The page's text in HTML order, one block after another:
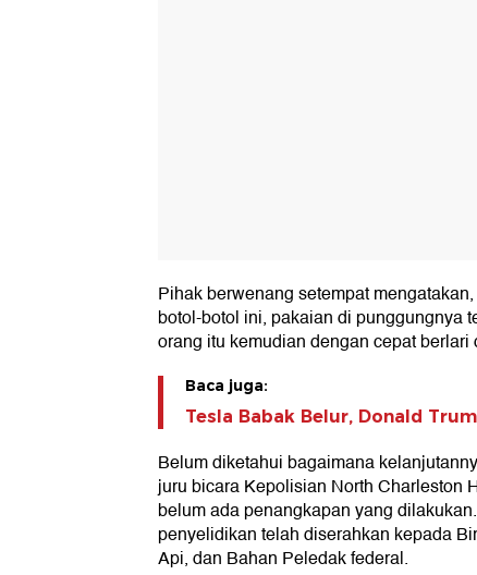
Pihak berwenang setempat
botol-botol ini, pakaian di punggungnya
orang itu kemudian dengan cepat berlari
Baca juga:
Tesla Babak Belur, Donald
Belum diketahui bagaimana
juru bicara Kepolisian North Charleston
belum ada penangkapan yang
penyelidikan telah diserahkan kepada
Api, dan Bahan Peledak federal.